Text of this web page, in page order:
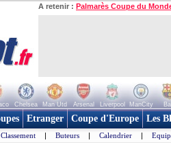
A retenir : Palmarès Coupe du
Chelsea Man Utd Arsenal Liverpool ManCity
Etranger Coupe d'Europe Les
| Buteurs | Calendrier |